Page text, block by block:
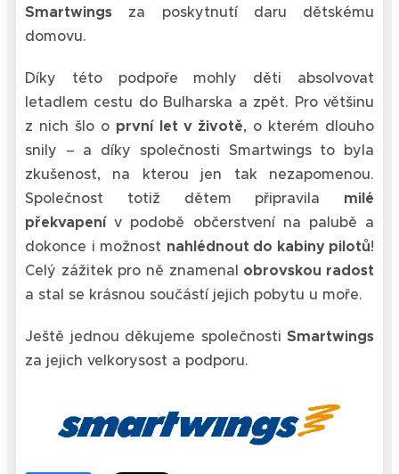
Smartwings za poskytnutí daru dětskému
domovu.
Díky této podpoře mohly děti absolvovat
letadlem cestu do Bulharska a zpět. Pro většinu
z nich šlo o první let v životě, o kterém dlouho
snily – a díky společnosti Smartwings to byla
zkušenost, na kterou jen tak nezapomenou.
Společnost totiž dětem připravila milé
překvapenív podobě občerstvení na palubě a
dokonce i možnost nahlédnout do kabiny pilotů!
Celý zážitek pro ně znamenal obrovskou radost
a stal se krásnou součástí jejich pobytu u moře.
Ještě jednou děkujeme společnosti Smartwings
za jejich velkorysost a podporu.